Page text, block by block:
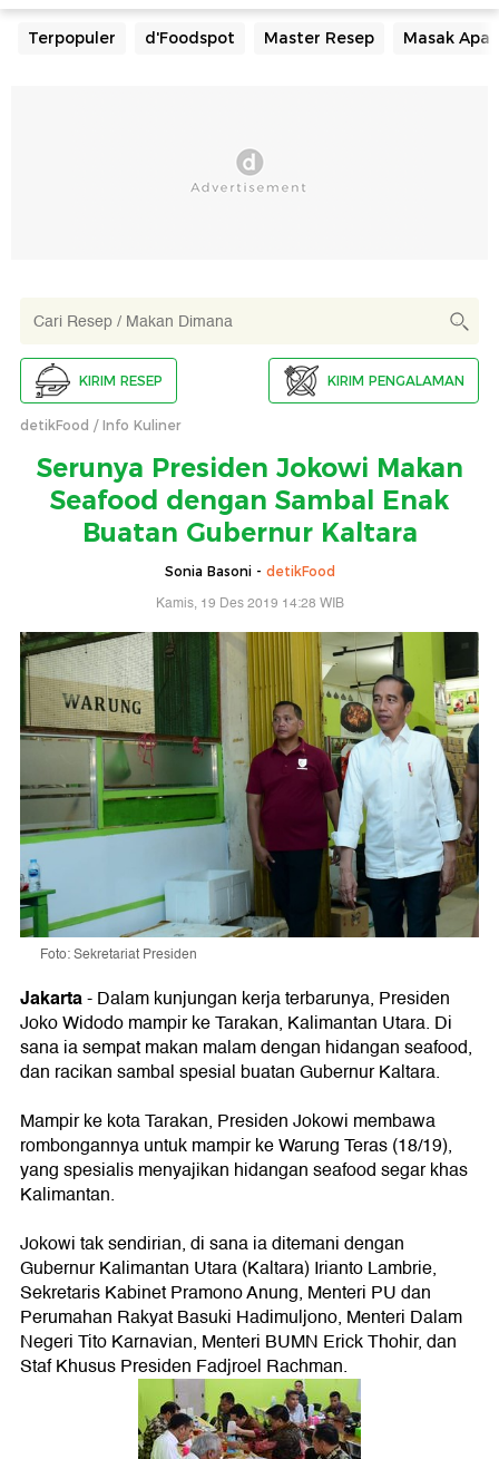
Terpopuler d'Foodspot Master Resep Masak Apa
KIRIM RESEP KIRIM PENGALAMAN
detikFood Info Kuliner
Serunya Presiden Jokowi Makan
Seafood dengan Sambal Enak
Buatan Gubernur Kaltara
Sonia Basoni - detikFood
Kamis, 19 Des 2019 14:28 WIB
Foto: Sekretariat Presiden
Jakarta- Dalam kunjungan kerja terbarunya, Presiden
Joko Widodo mampir ke Tarakan, Kalimantan Utara. Di
sana ia sempat makan malam dengan hidangan seafood,
dan racikan sambal spesial buatan Gubernur Kaltara.
Mampir ke kota Tarakan, Presiden Jokowi membawa
rombongannya untuk mampir ke Warung Teras (18/19),
yang spesialis menyajikan hidangan seafood segar khas
Kalimantan.
Jokowi tak sendirian, di sana ia ditemani dengan
Gubernur Kalimantan Utara (Kaltara) Irianto Lambrie,
Sekretaris Kabinet Pramono Anung, Menteri PU dan
Perumahan Rakyat Basuki Hadimuljono, Menteri Dalam
Negeri Tito Karnavian, Menteri BUMN Erick Thohir, dan
Staf Khusus Presiden Fadjroel Rachman.